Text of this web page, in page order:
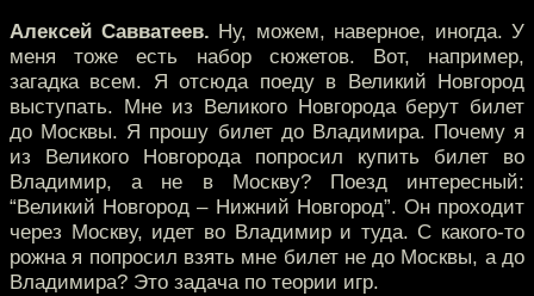
Алексей Савватеев. Ну, можем, наверное, иногда. У
меня тоже есть набор сюжетов. Вот, например,
загадка всем. Я отсюда поеду в Великий Новгород
выступать. Мне из Великого Новгорода берут билет
до Москвы. Я прошу билет до Владимира. Почему я
из Великого Новгорода попросил купить билет во
Владимир, а не в Москву? Поезд интересный:
“Великий Новгород – Нижний Новгород”. Он проходит
через Москву, идет во Владимир и туда. С какого-то
рожна я попросил взять мне билет не до Москвы, а до
Владимира? Это задача по теории игр.